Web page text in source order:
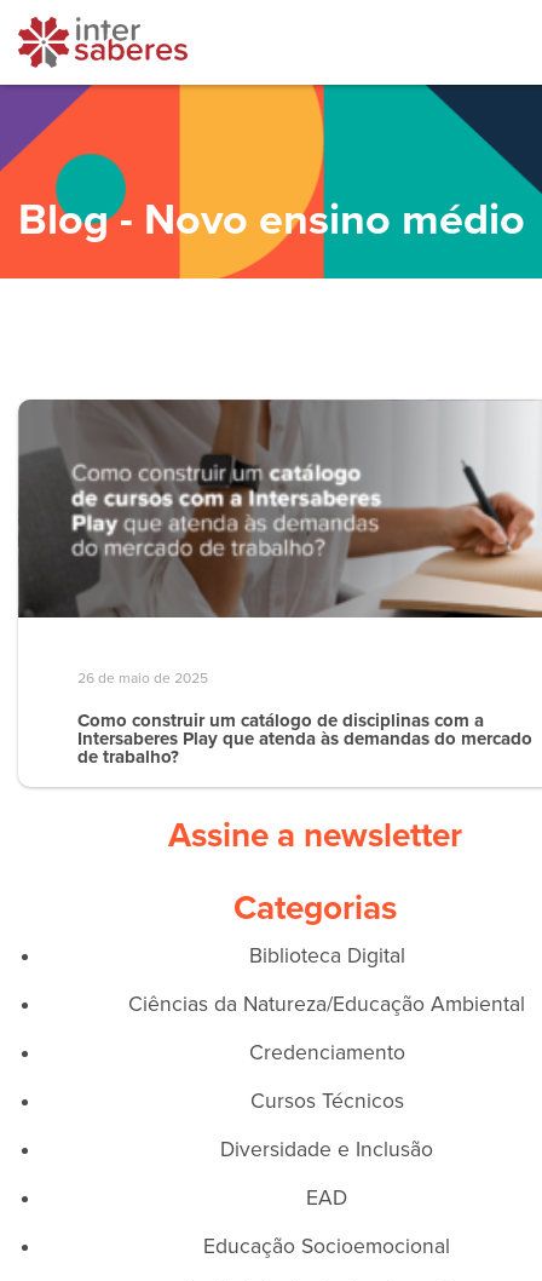
Blog - Novo ensino médio
26 de maio de 2025
Como construir um catálogo de disciplinas com a
Intersaberes Play que atenda às demandas do mercado
de trabalho?
Assine a newsletter
Categorias
Biblioteca Digital
Ciências da Natureza/Educação Ambiental
Credenciamento
Cursos Técnicos
Diversidade e Inclusão
EAD
Educação Socioemocional